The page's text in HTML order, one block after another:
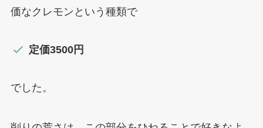
価なクレモンという種類で
定価3500円
でした。